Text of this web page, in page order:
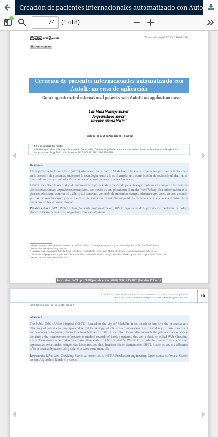
Creación de pacientes internacionales automatizado con AutoIt: un caso de aplicación